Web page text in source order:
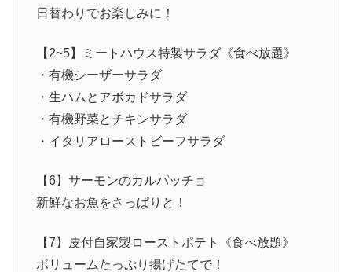
日替わりでお楽しみに！
【2~5】ミートハウス特製サラダ《食べ放題》
・有機シーザーサラダ
・生ハムとアボカドサラダ
・有機野菜とチキンサラダ
・イタリアローストビーフサラダ
【6】サーモンのカルパッチョ
新鮮なお魚をさっぱりと！
【7】皮付自家製ローストポテト《食べ放題》
ボリュームたっぷり揚げたてで！